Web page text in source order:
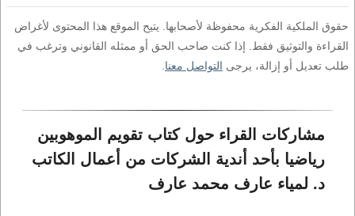
حقوق الملكية الفكرية محفوظة لأصحابها. يتيح الموقع هذا المحتوى لأغراض
القراءة والتوثيق فقط. إذا كنت صاحب الحق أو ممثله القانوني وترغب في
طلب تعديل أو إزالة، يرجى التواصل معنا
مشاركات القراء حول كتاب تقويم الموهوبين
رياضيا بأحد أندية الشركات من أعمال الكاتب
د. لمياء عارف محمد عارف